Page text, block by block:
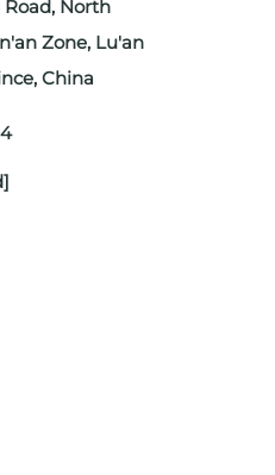
Road, North
Zone, Lu'an
China